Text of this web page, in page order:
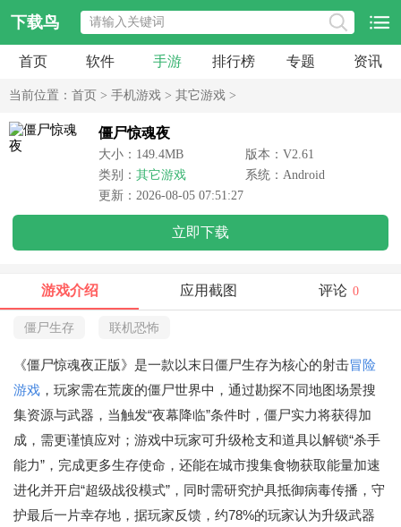
下载鸟
首页 软件 手游 排行榜 专题 资讯
当前位置： 首页 > 手机游戏 > 其它游戏 >
僵尸惊魂夜
大小：149.4MB
版本：V2.61
类别： 其它游戏
系统：Android
更新：2026-08-05 07:51:27
立即下载
游戏介绍 应用截图 评论 0
僵尸生存 联机恐怖
《僵尸惊魂夜正版》是一款以末日僵尸生存为核心的射击冒险
游戏 ，玩家需在荒废的僵尸世界中，通过勘探不同地图场景搜
集资源与武器，当触发“夜幕降临”条件时，僵尸实力将获得加
成，需更谨慎应对；游戏中玩家可升级枪支和道具以解锁“杀手
能力”，完成更多生存使命，还能在城市搜集食物获取能量加速
进化并开启“超级战役模式”，同时需研究护具抵御病毒传播，守
护最后一片幸存地，据玩家反馈，约78%的玩家认为升级武器